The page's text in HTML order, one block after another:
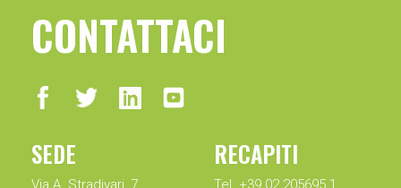
CONTATTACI
SEDE
Via A. Stradivari, 7
RECAPITI
Tel. +39 02 205695.1